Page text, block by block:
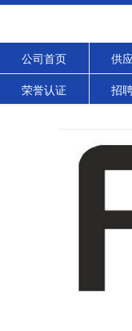
公司首页 供
荣誉认证 招